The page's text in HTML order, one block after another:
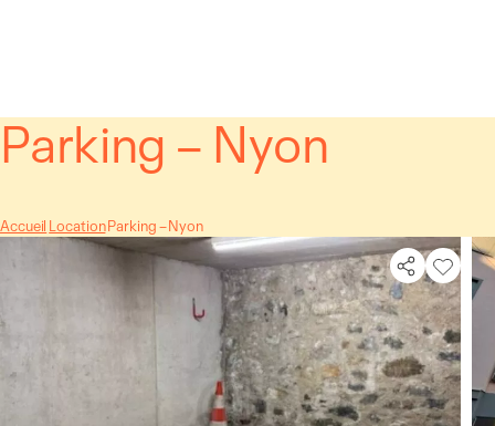
Parking – Nyon
Accueil LocationParking – Nyon